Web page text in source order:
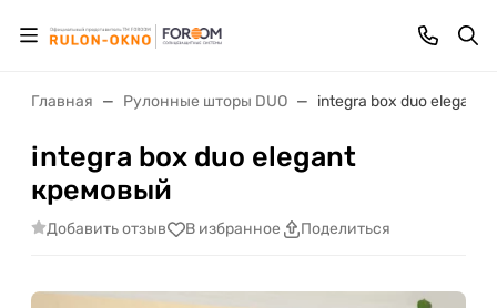
Главная Рулонные шторы DUO integra box duo elegant
integra box duo elegant
кремовый
Добавить отзыв В избранное Поделиться